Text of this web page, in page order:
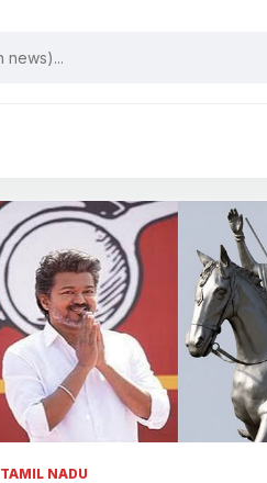
TAMIL NADU